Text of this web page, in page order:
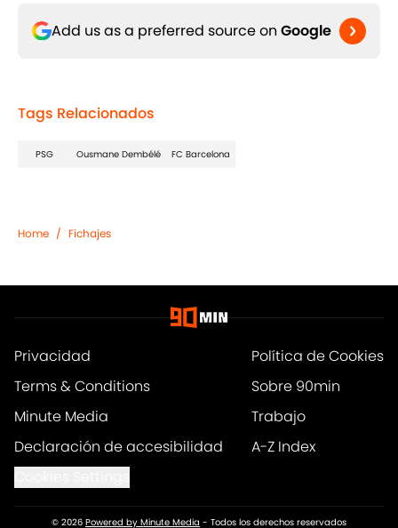
Add us as a preferred source on Google
Tags Relacionados
PSG Ousmane Dembélé FC Barcelona
Home / Fichajes
Privacidad
Política de Cookies
Terms & Conditions
Sobre 90min
Minute Media
Trabajo
Declaración de accesibilidad
A-Z Index
© 2026 Powered by Minute Media - Todos los derechos reservados